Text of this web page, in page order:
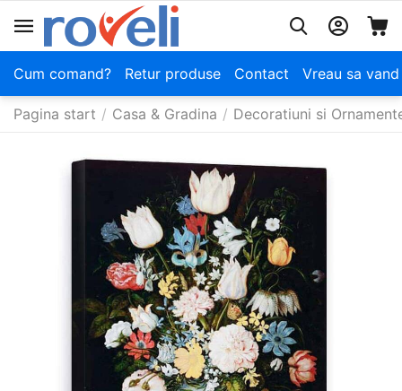
Cum comand? Retur produse Contact Vreau sa
Pagina start / Casa & Gradina / Decoratiuni si